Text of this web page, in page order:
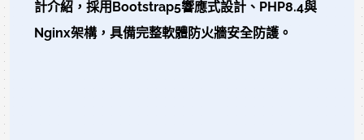
計介紹，採用Bootstrap5響應式設計、PHP8.4與
Nginx架構，具備完整軟體防火牆安全防護。